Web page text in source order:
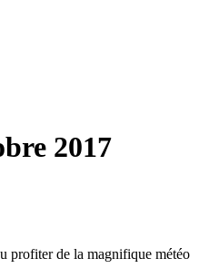
2017
profiter de la magnifique météo